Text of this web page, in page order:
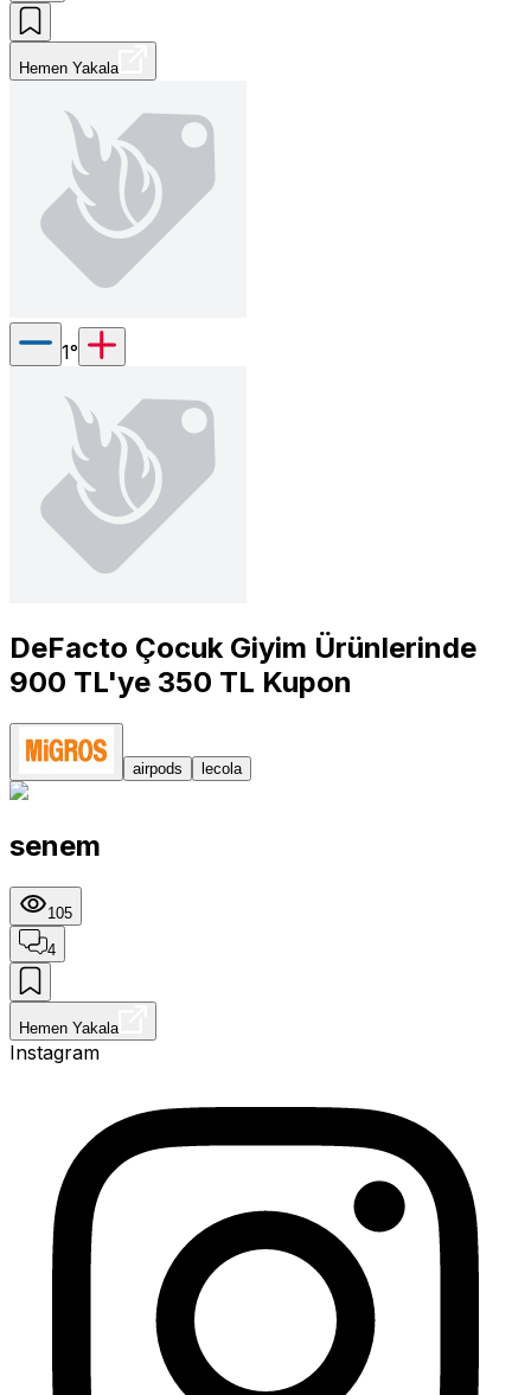
Hemen Yakala
1°
DeFacto Çocuk Giyim Ürünlerinde
900 TL'ye 350 TL Kupon
airpods lecola
senem
105
4
Hemen Yakala
Instagram